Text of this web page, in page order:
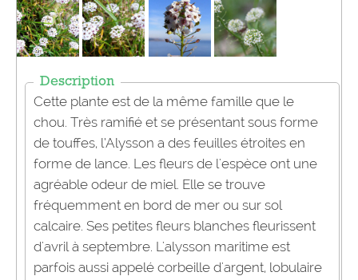
Description
Cette plante est de la même famille que le
chou. Très ramifié et se présentant sous forme
de touffes, l’Alysson a des feuilles étroites en
forme de lance. Les fleurs de l'espèce ont une
agréable odeur de miel. Elle se trouve
fréquemment en bord de mer ou sur sol
calcaire. Ses petites fleurs blanches fleurissent
d'avril à septembre. L'alysson maritime est
parfois aussi appelé corbeille d'argent, lobulaire